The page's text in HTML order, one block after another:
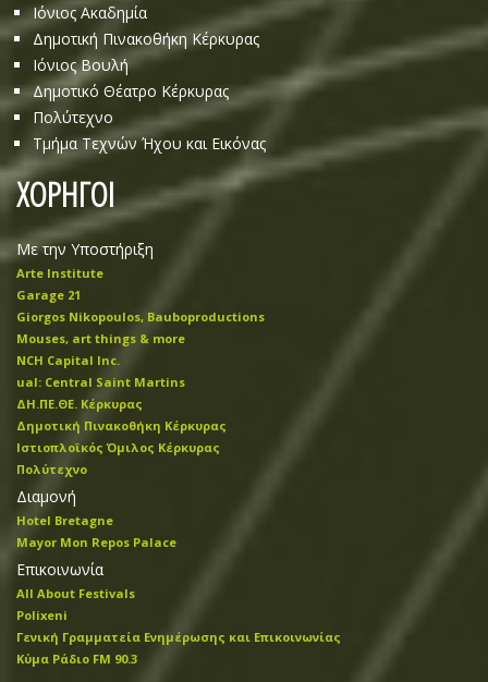
Ιόνιος Ακαδημία
Δημοτική Πινακοθήκη Κέρκυρας
Ιόνιος Βουλή
Δημοτικό Θέατρο Κέρκυρας
Πολύτεχνο
Τμήμα Τεχνών Ήχου και Εικόνας
ΧΟΡΗΓΟΙ
Με την Υποστήριξη
Arte Institute
Garage 21
Giorgos Nikopoulos, Bauboproductions
Mouses, art things & more
NCH Capital Inc.
ual: Central Saint Martins
ΔΗ.ΠΕ.ΘΕ. Κέρκυρας
Δημοτική Πινακοθήκη Κέρκυρας
Ιστιοπλοϊκός Όμιλος Κέρκυρας
Πολύτεχνο
Διαμονή
Hotel Bretagne
Mayor Mon Repos Palace
Επικοινωνία
All About Festivals
Polixeni
Γενική Γραμματεία Ενημέρωσης και Επικοινωνίας
Κύμα Ράδιο FM 90.3